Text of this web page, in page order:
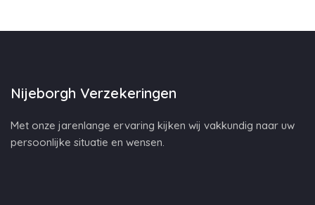
Nijeborgh Verzekeringen
Met onze jarenlange ervaring kijken wij vakkundig naar uw
persoonlijke situatie en wensen.